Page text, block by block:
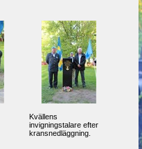
Kvällens
invigningstalare efter
kransnedläggning.